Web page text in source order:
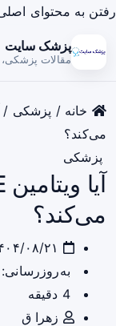
رفتن به محتوای
پزشک سایت
مقالات
خانه / پزشکی /
می‌کند؟
پزشکی
می‌کند؟
به‌روزرسانی: ۱۴۰۴/۰۸/۲۱
4 دقیقه
زهرا ق